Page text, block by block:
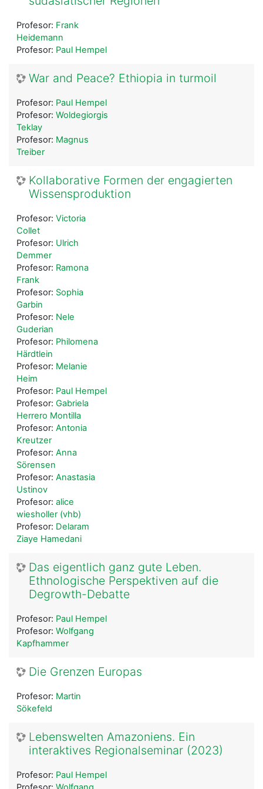
Profesor: Frank
Heidemann
Profesor: Paul Hempel
War and Peace? Ethiopia in turmoil
Profesor: Paul Hempel
Profesor: Woldegiorgis
Teklay
Profesor: Magnus
Treiber
Kollaborative Formen der engagierten
Wissensproduktion
Profesor: Victoria
Collet
Profesor: Ulrich
Demmer
Profesor: Ramona
Frank
Profesor: Sophia
Garbin
Profesor: Nele
Guderian
Profesor: Philomena
Härdtlein
Profesor: Melanie
Heim
Profesor: Paul Hempel
Profesor: Gabriela
Herrero Montilla
Profesor: Antonia
Kreutzer
Profesor: Anna
Sörensen
Profesor: Anastasia
Ustinov
Profesor: alice
wiesholler (vhb)
Profesor: Delaram
Ziaye Hamedani
Das eigentlich ganz gute Leben.
Ethnologische Perspektiven auf die
Degrowth-Debatte
Profesor: Paul Hempel
Profesor: Wolfgang
Kapfhammer
Die Grenzen Europas
Profesor: Martin
Sökefeld
Lebenswelten Amazoniens. Ein
interaktives Regionalseminar (2023)
Profesor: Paul Hempel